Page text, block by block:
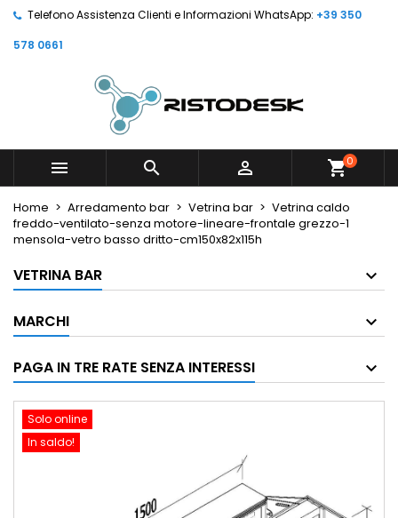
Telefono Assistenza Clienti e Informazioni WhatsApp: +39 350
578 0661
   shopping_cart0
Home Arredamento bar Vetrina bar
Vetrina caldo
freddo-ventilato-senza motore-lineare-frontale grezzo-1
mensola-vetro basso dritto-cm150x82x115h
VETRINA BAR
MARCHI
PAGA IN TRE RATE SENZA INTERESSI
Solo online
In saldo!